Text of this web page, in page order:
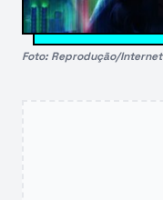
Foto: Reprodução/Internet